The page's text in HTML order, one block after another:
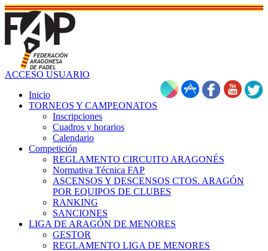
ACCESO USUARIO
Inicio
TORNEOS Y CAMPEONATOS
Inscripciones
Cuadros y horarios
Calendario
Competición
REGLAMENTO CIRCUITO ARAGONÉS
Normativa Técnica FAP
ASCENSOS Y DESCENSOS CTOS. ARAGÓN
POR EQUIPOS DE CLUBES
RANKING
SANCIONES
LIGA DE ARAGÓN DE MENORES
GESTOR
REGLAMENTO LIGA DE MENORES